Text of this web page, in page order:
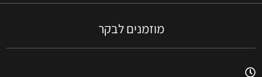
מוזמנים לבקר